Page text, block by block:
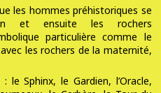
les hommes préhistoriques se
et ensuite les rochers
particulière comme le
les rochers de la maternité,
Sphinx, le Gardien, l’Oracle,